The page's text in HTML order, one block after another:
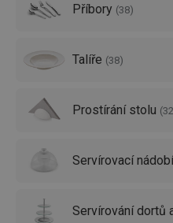
Příbory (38)
Talíře (38)
Prostírání stolu (32
Servírovací
Servírování dortů